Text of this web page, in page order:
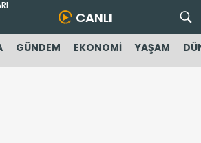
CANLI
GÜNDEM EKONOMİ YAŞAM